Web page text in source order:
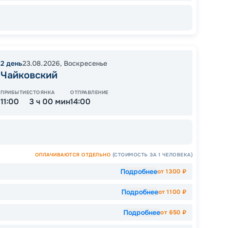
2 день23.08.2026, Воскресенье
Чайковский
ПРИБЫТИЕ
11:00
СТОЯНКА
3 ч 00 мин
ОТПРАВЛЕНИЕ
14:00
ОПЛАЧИВАЮТСЯ ОТДЕЛЬНО (СТОИМОСТЬ ЗА 1 ЧЕЛОВЕКА)
Подробнееот1300 ₽
Подробнееот1100 ₽
Подробнееот 650 ₽